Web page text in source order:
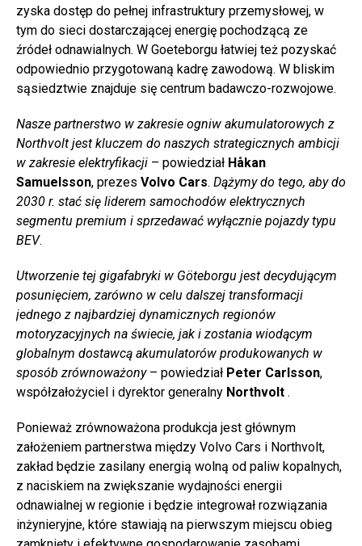
zyska dostęp do pełnej infrastruktury przemysłowej, w
tym do sieci dostarczającej energię pochodzącą ze
źródeł odnawialnych. W Goeteborgu łatwiej też pozyskać
odpowiednio przygotowaną kadrę zawodową. W bliskim
sąsiedztwie znajduje się centrum badawczo-rozwojowe.
Nasze partnerstwo w zakresie ogniw akumulatorowych z
Northvolt jest kluczem do naszych strategicznych ambicji
w zakresie elektryfikacji – powiedział Håkan
Samuelsson, prezes Volvo Cars. Dążymy do tego, aby do
2030 r. stać się liderem samochodów elektrycznych
segmentu premium i sprzedawać wyłącznie pojazdy typu
BEV.
Utworzenie tej gigafabryki w Göteborgu jest decydującym
posunięciem, zarówno w celu dalszej transformacji
jednego z najbardziej dynamicznych regionów
motoryzacyjnych na świecie, jak i zostania wiodącym
globalnym dostawcą akumulatorów produkowanych w
sposób zrównoważony– powiedział Peter Carlsson,
współzałożyciel i dyrektor generalny Northvolt .
Ponieważ zrównoważona produkcja jest głównym
założeniem partnerstwa między Volvo Cars i Northvolt,
zakład będzie zasilany energią wolną od paliw kopalnych,
z naciskiem na zwiększanie wydajności energii
odnawialnej w regionie i będzie integrował rozwiązania
inżynieryjne, które stawiają na pierwszym miejscu obieg